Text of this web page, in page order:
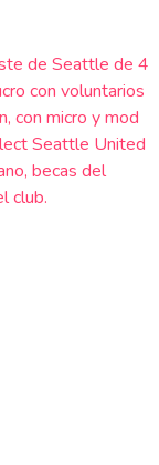
de Seattle de 4
con voluntarios
con micro y mod
Seattle United
becas del
club.